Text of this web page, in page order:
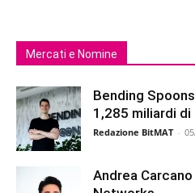
Mercati e Nomine
Bending
1,285 miliardi di
Redazione BitMAT -
Andrea